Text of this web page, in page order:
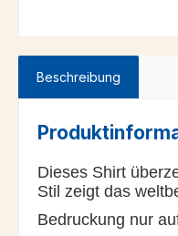
Beschreibung
Dieses Shirt
Stil zeigt das
Bedruckung nur